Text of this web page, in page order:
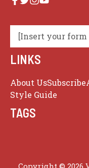
[Insert your form
LINKS
About UsSubscribe
Style Guide
TAGS